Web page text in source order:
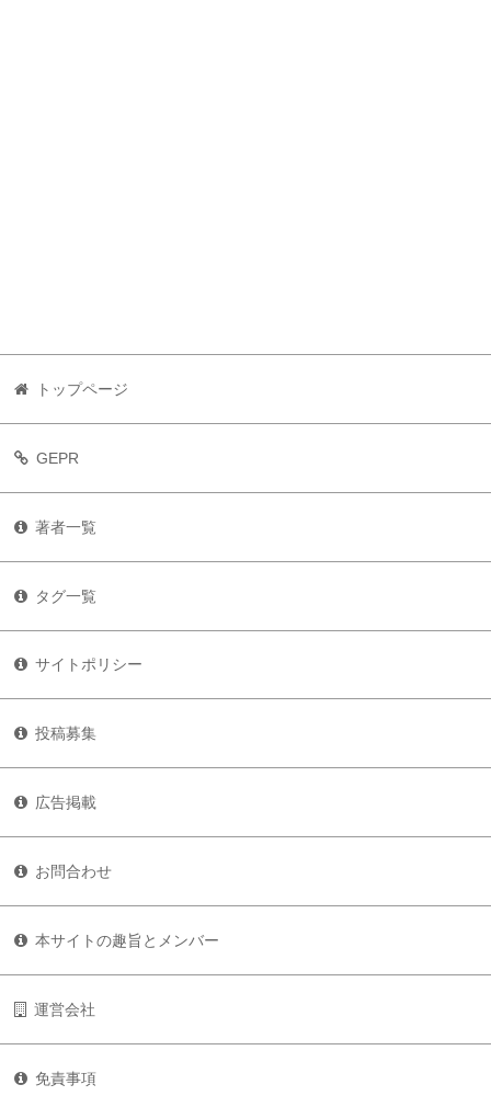
トップページ
GEPR
著者一覧
タグ一覧
サイトポリシー
投稿募集
広告掲載
お問合わせ
本サイトの趣旨とメンバー
運営会社
免責事項